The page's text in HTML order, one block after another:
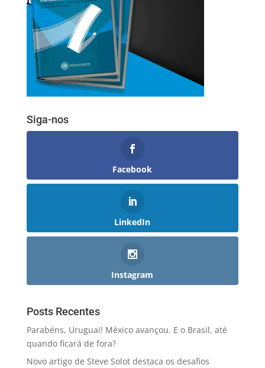
Siga-nos
Facebook
LinkedIn
Instagram
Posts Recentes
Parabéns, Uruguai! México avançou. E o Brasil, até
quando ficará de fora?
Novo artigo de Steve Solot destaca os desafios